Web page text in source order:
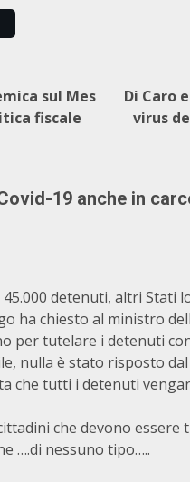
sul Mes
fiscale
Di Caro
virus
19 anche in
detenuti, altri Stati
ha chiesto al ministro
per tutelare i detenuti
nulla è stato risposto
che tutti i detenuti
che devono
….di nessuno tipo…..